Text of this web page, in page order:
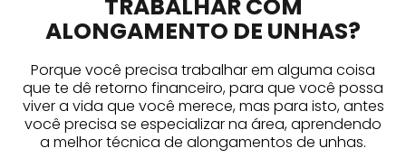
TRABALHAR COM
ALONGAMENTO DE UNHAS?
Porque você precisa trabalhar em alguma coisa
que te dê retorno financeiro, para que você possa
viver a vida que você merece, mas para isto, antes
você precisa se especializar na área, aprendendo
a melhor técnica de alongamentos de unhas.